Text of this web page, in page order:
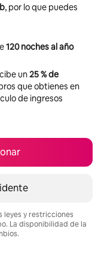
, por lo que puedes
120 noches al año
un25 % de
que obtienes en
de ingresos
leyes y restricciones
La disponibilidad de la